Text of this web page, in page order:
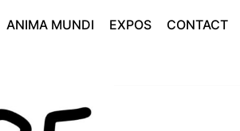
ANIMA MUNDI EXPOS CONTACT